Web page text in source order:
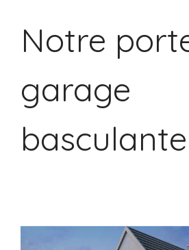
Notre
garage
basculante